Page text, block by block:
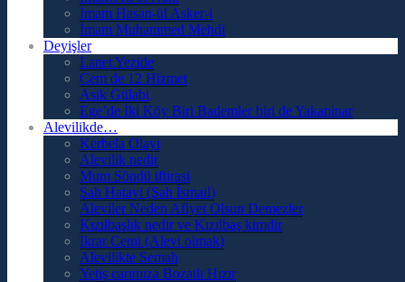
İmam Hasan-ül Asker-i
İmam Muhammed Mehdi
Deyişler
Lanet Yezide
Cem de 12 Hizmet
Asik Gülabi
Ege’de İki Köy Biri Bademler biri de Yakapinar
Alevilikde…
Kerbela Olayı
Alevilik nedir
Mum Söndü iftirasi
Şah Hatayi (Şah İsmail)
Aleviler Neden Afiyet Olsun Demezler
Kızılbaşlık nedir ve Kızılbaş kimdir
Ikrar Cemi (Alevi olmak)
Alevilikte Semah
Yetiş carımıza Bozatlı Hızır